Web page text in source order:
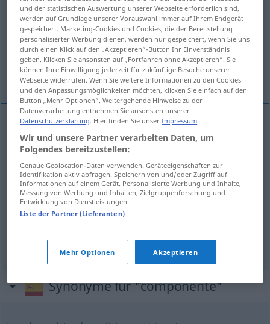
Übersicht aller Übersetzungen
(Für mehr Details die Übersetzung anklicken/antippen)
Bestandteil, Mitglied, Komponente,
Angehöriger
Bestandteilm componente
Komponentef componente
Mitgliedn componentepersonatb
Synonyme für "componente"
und der statistischen Auswertung unserer Webseite erforderlich sind,
werden auf Grundlage unserer Vorauswahl immer auf Ihrem Endgerät
gespeichert. Marketing-Cookies und Cookies, die der Bereitstellung
personalisierter Werbung dienen, werden nur gespeichert, wenn Sie uns
durch einen Klick auf den „Akzeptieren“-Button Ihr Einverständnis
geben. Klicken Sie ansonsten auf „Fortfahren ohne Akzeptieren“. Sie
können Ihre Einwilligung jederzeit für zukünftige Besuche unserer
Webseite widerrufen. Wenn Sie weitere Informationen zu den Cookies
und den Anpassungsmöglichkeiten möchten, klicken Sie einfach auf den
Button „Mehr Optionen“. Weitergehende Hinweise zu der
Datenverarbeitung entnehmen Sie ansonsten unserer
Datenschutzerklärung. Hier finden Sie unserImpressum.
Wir und unsere Partner verarbeiten Daten, um
Folgendes bereitzustellen:
Genaue Geolocation-Daten verwenden. Geräteeigenschaften zur
Identifikation aktiv abfragen. Speichern von und/oder Zugriff auf
Informationen auf einem Gerät. Personalisierte Werbung und Inhalte,
Messung von Werbung und Inhalten, Zielgruppenforschung und
Entwicklung von Dienstleistungen.
Liste der Partner (Lieferanten)
Mehr Optionen Akzeptieren